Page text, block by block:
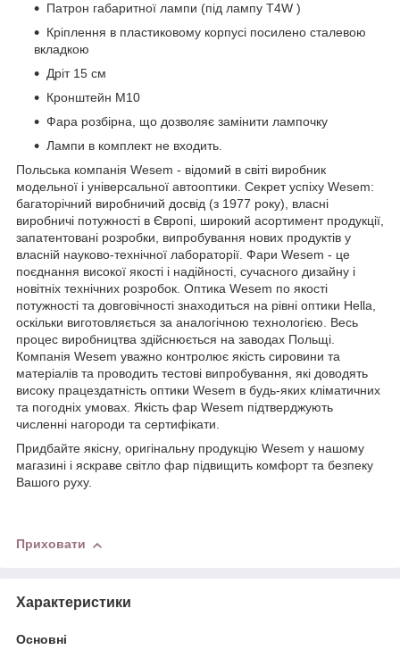
Патрон габаритної лампи (під лампу T4W )
Кріплення в пластиковому корпусі посилено сталевою
вкладкою
Дріт 15 см
Кронштейн М10
Фара розбірна, що дозволяє замінити лампочку
Лампи в комплект не входить.
Польська компанія Wesem - відомий в світі виробник
модельної і універсальної автооптики. Секрет успіху Wesem:
багаторічний виробничий досвід (з 1977 року), власні
виробничі потужності в Європі, широкий асортимент продукції,
запатентовані розробки, випробування нових продуктів у
власній науково-технічної лабораторії. Фари Wesem - це
поєднання високої якості і надійності, сучасного дизайну і
новітніх технічних розробок. Оптика Wesem по якості
потужності та довговічності знаходиться на рівні оптики Hella,
оскільки виготовляється за аналогічною технологією. Весь
процес виробництва здійснюється на заводах Польщі.
Компанія Wesem уважно контролює якість сировини та
матеріалів та проводить тестові випробування, які доводять
високу працездатність оптики Wesem в будь-яких кліматичних
та погодніх умовах. Якість фар Wesem підтверджують
численні нагороди та сертифікати.
Придбайте якісну, оригінальну продукцію Wesem у нашому
магазині і яскраве світло фар підвищить комфорт та безпеку
Вашого руху.
Приховати
Характеристики
Основні